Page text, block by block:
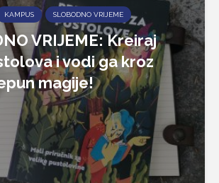
KAMPUS SLOBODNO VRIJEME
VRIJEME: Kreiraj
i vodi ga kroz
magije!